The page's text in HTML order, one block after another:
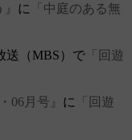
に
「中庭のある無
送（MBS）で 「回遊
06月号』 に
「回遊